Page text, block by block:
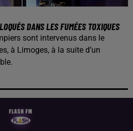
DANS LES FUMÉES TOXIQUES
sont intervenus dans le
à Limoges, à la suite d’un